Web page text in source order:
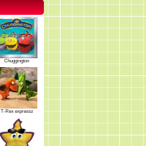
Chuggington
T-Rex expressz